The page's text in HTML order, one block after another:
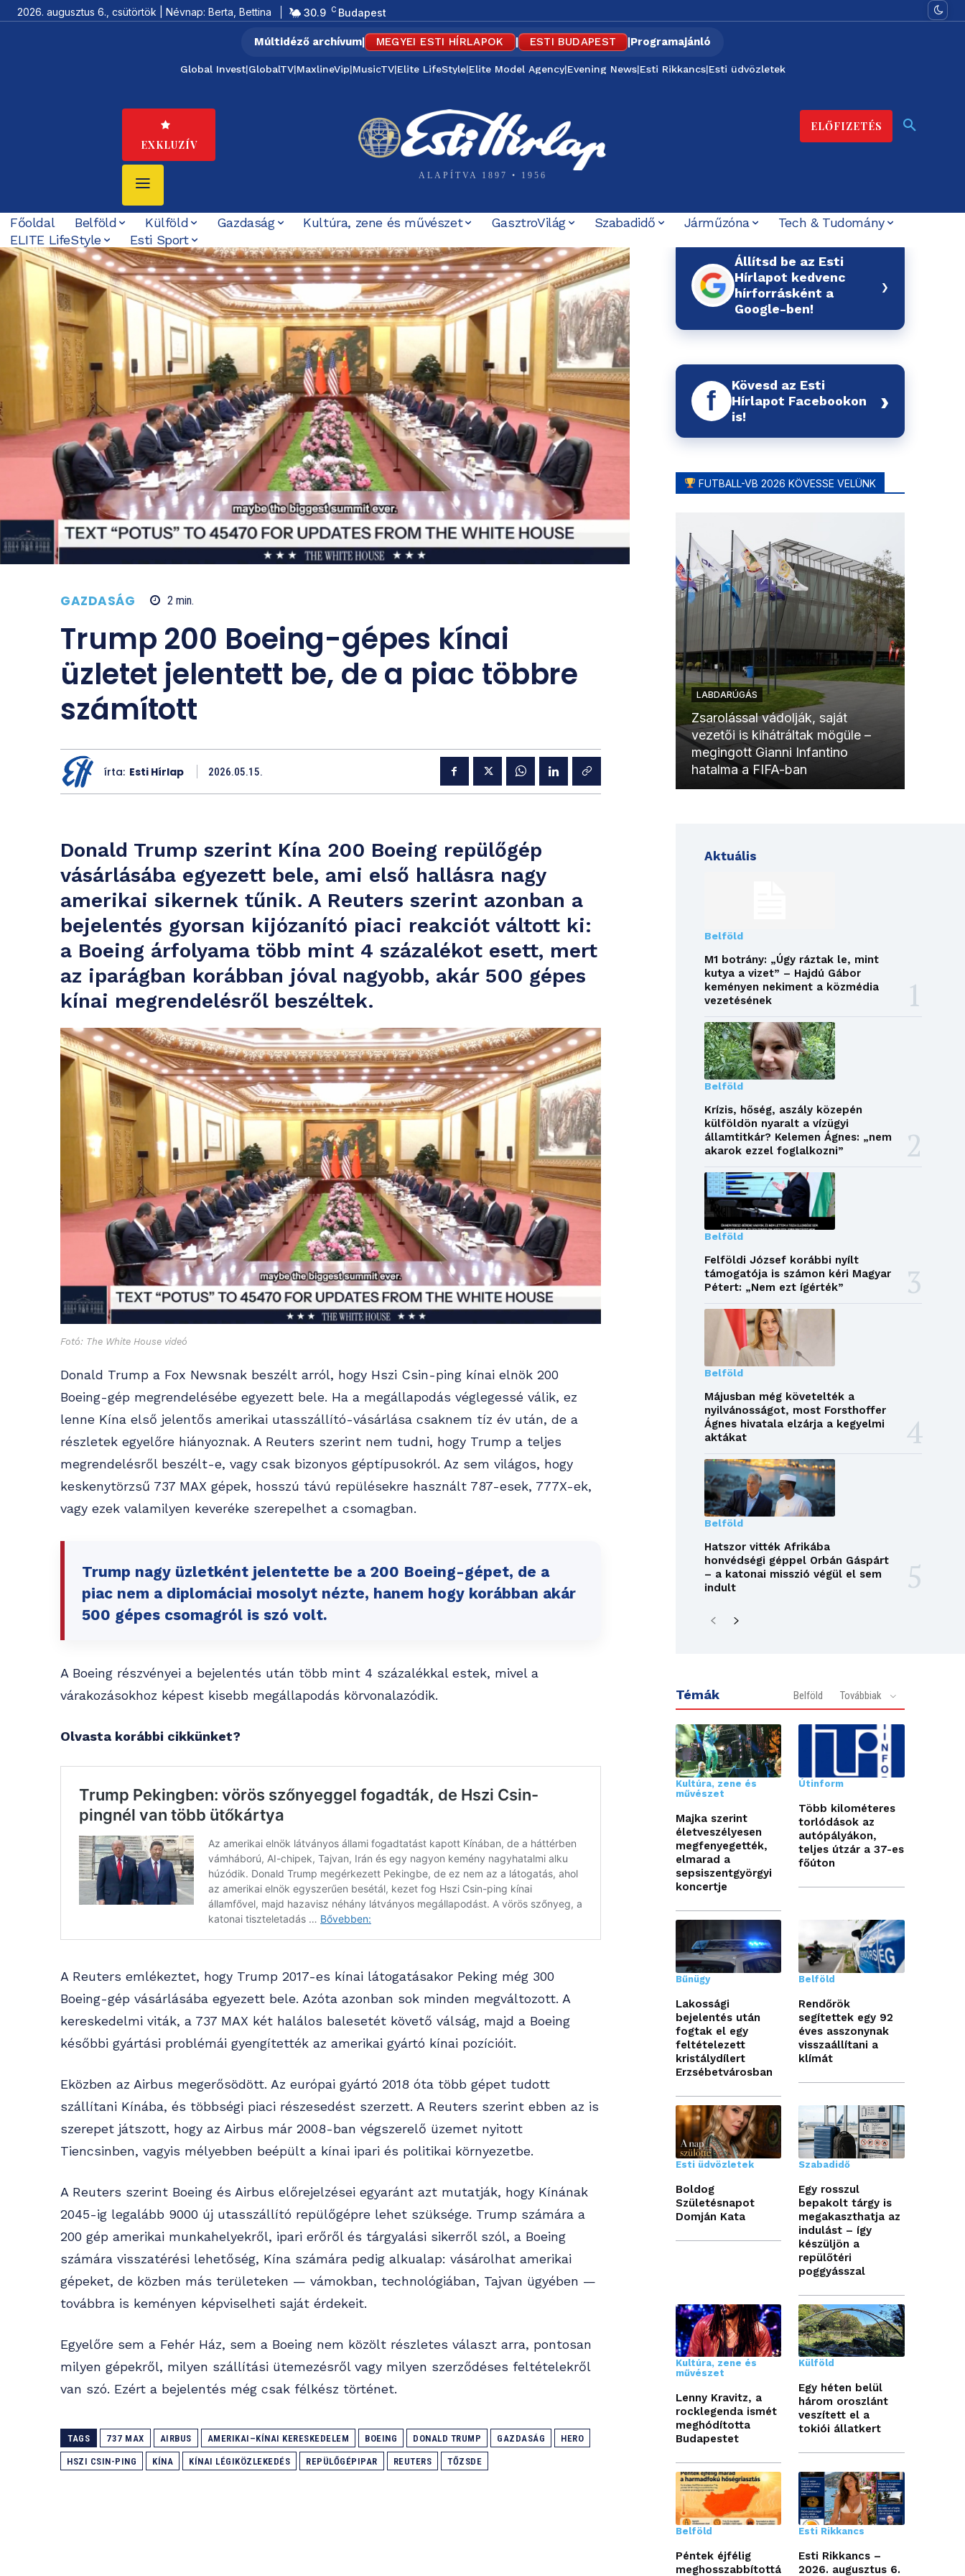
2026. augusztus 6., csütörtök | Névnap: Berta, Bettina 30.9 C Budapest
Múltidéző archívum| MEGYEI ESTI HÍRLAPOK | ESTI BUDAPEST |Programajánló
Global Invest|GlobalTV|MaxlineVip|MusicTV|Elite LifeStyle|Elite Model Agency|Evening News|Esti Rikkancs|Esti üdvözletek
EXKLUZÍV
ALAPÍTVA 1897 • 1956
ELŐFIZETÉS
Főoldal Belföld Külföld Gazdaság Kultúra, zene és művészet GasztroVilág Szabadidő Járműzóna
Tech & Tudomány
ELITE LifeStyle
Esti Sport
GAZDASÁG 2 min.
Trump 200 Boeing-gépes kínai
üzletet jelentett be, de a piac többre
számított
írta: Esti Hírlap 2026.05.15.
Donald Trump szerint Kína 200 Boeing repülőgép
vásárlásába egyezett bele, ami első hallásra nagy
amerikai sikernek tűnik. A Reuters szerint azonban a
bejelentés gyorsan kijózanító piaci reakciót váltott ki:
a Boeing árfolyama több mint 4 százalékot esett, mert
az iparágban korábban jóval nagyobb, akár 500 gépes
kínai megrendelésről beszéltek.
Fotó: The White House videó
Donald Trump a Fox Newsnak beszélt arról, hogy Hszi Csin-ping kínai elnök 200
Boeing-gép megrendelésébe egyezett bele. Ha a megállapodás véglegessé válik, ez
lenne Kína első jelentős amerikai utasszállító-vásárlása csaknem tíz év után, de a
részletek egyelőre hiányoznak. A Reuters szerint nem tudni, hogy Trump a teljes
megrendelésről beszélt-e, vagy csak bizonyos géptípusokról. Az sem világos, hogy
keskenytörzsű 737 MAX gépek, hosszú távú repülésekre használt 787-esek, 777X-ek,
vagy ezek valamilyen keveréke szerepelhet a csomagban.
Trump nagy üzletként jelentette be a 200 Boeing-gépet, de a
piac nem a diplomáciai mosolyt nézte, hanem hogy korábban akár
500 gépes csomagról is szó volt.
A Boeing részvényei a bejelentés után több mint 4 százalékkal estek, mivel a
várakozásokhoz képest kisebb megállapodás körvonalazódik.
Olvasta korábbi cikkünket?
A Reuters emlékeztet, hogy Trump 2017-es kínai látogatásakor Peking még 300
Boeing-gép vásárlásába egyezett bele. Azóta azonban sok minden megváltozott. A
kereskedelmi viták, a 737 MAX két halálos balesetét követő válság, majd a Boeing
későbbi gyártási problémái gyengítették az amerikai gyártó kínai pozícióit.
Eközben az Airbus megerősödött. Az európai gyártó 2018 óta több gépet tudott
szállítani Kínába, és többségi piaci részesedést szerzett. A Reuters szerint ebben az is
szerepet játszott, hogy az Airbus már 2008-ban végszerelő üzemet nyitott
Tiencsinben, vagyis mélyebben beépült a kínai ipari és politikai környezetbe.
A Reuters szerint Boeing és Airbus előrejelzései egyaránt azt mutatják, hogy Kínának
2045-ig legalább 9000 új utasszállító repülőgépre lehet szüksége. Trump számára a
200 gép amerikai munkahelyekről, ipari erőről és tárgyalási sikerről szól, a Boeing
számára visszatérési lehetőség, Kína számára pedig alkualap: vásárolhat amerikai
gépeket, de közben más területeken — vámokban, technológiában, Tajvan ügyében —
továbbra is keményen képviselheti saját érdekeit.
Egyelőre sem a Fehér Ház, sem a Boeing nem közölt részletes választ arra, pontosan
milyen gépekről, milyen szállítási ütemezésről vagy milyen szerződéses feltételekről
van szó. Ezért a bejelentés még csak félkész történet.
TAGS 737 MAX AIRBUS AMERIKAI–KÍNAI KERESKEDELEM BOEING DONALD TRUMP GAZDASÁG HERO
HSZI CSIN-PING KÍNA KÍNAI LÉGIKÖZLEKEDÉS REPÜLŐGÉPIPAR REUTERS TŐZSDE
Állítsd be az Esti
Hírlapot kedvenc
hírforrásként a
Google-ben!
›
f
Kövesd az Esti
Hírlapot Facebookon
is!
›
FUTBALL-VB 2026 KÖVESSE VELÜNK
LABDARÚGÁS
Zsarolással vádolják, saját
vezetői is kihátráltak mögüle –
megingott Gianni Infantino
hatalma a FIFA-ban
Aktuális
Belföld
M1 botrány: „Úgy ráztak le, mint
kutya a vizet” – Hajdú Gábor
keményen nekiment a közmédia
vezetésének
Belföld
Krízis, hőség, aszály közepén
külföldön nyaralt a vízügyi
államtitkár? Kelemen Ágnes: „nem
akarok ezzel foglalkozni”
Belföld
Felföldi József korábbi nyílt
támogatója is számon kéri Magyar
Pétert: „Nem ezt ígérték”
Belföld
Májusban még követelték a
nyilvánosságot, most Forsthoffer
Ágnes hivatala elzárja a kegyelmi
aktákat
Belföld
Hatszor vitték Afrikába
honvédségi géppel Orbán Gáspárt
– a katonai misszió végül el sem
indult
Témák Belföld Továbbiak
Kultúra, zene és
művészet
Majka szerint
életveszélyesen
megfenyegették,
elmarad a
sepsiszentgyörgyi
koncertje
Útinform
Több kilométeres
torlódások az
autópályákon,
teljes útzár a 37-es
főúton
Bűnügy
Lakossági
bejelentés után
fogtak el egy
feltételezett
kristálydílert
Erzsébetvárosban
Belföld
Rendőrök
segítettek egy 92
éves asszonynak
visszaállítani a
klímát
Esti üdvözletek
Boldog
Születésnapot
Domján Kata
Szabadidő
Egy rosszul
bepakolt tárgy is
megakaszthatja az
indulást – így
készüljön a
repülőtéri
poggyásszal
Kultúra, zene és
művészet
Lenny Kravitz, a
rocklegenda ismét
meghódította
Budapestet
Külföld
Egy héten belül
három oroszlánt
veszített el a
tokiói állatkert
Belföld
Péntek éjfélig
meghosszabbítottá
Esti Rikkancs
Esti Rikkancs –
2026. augusztus 6.